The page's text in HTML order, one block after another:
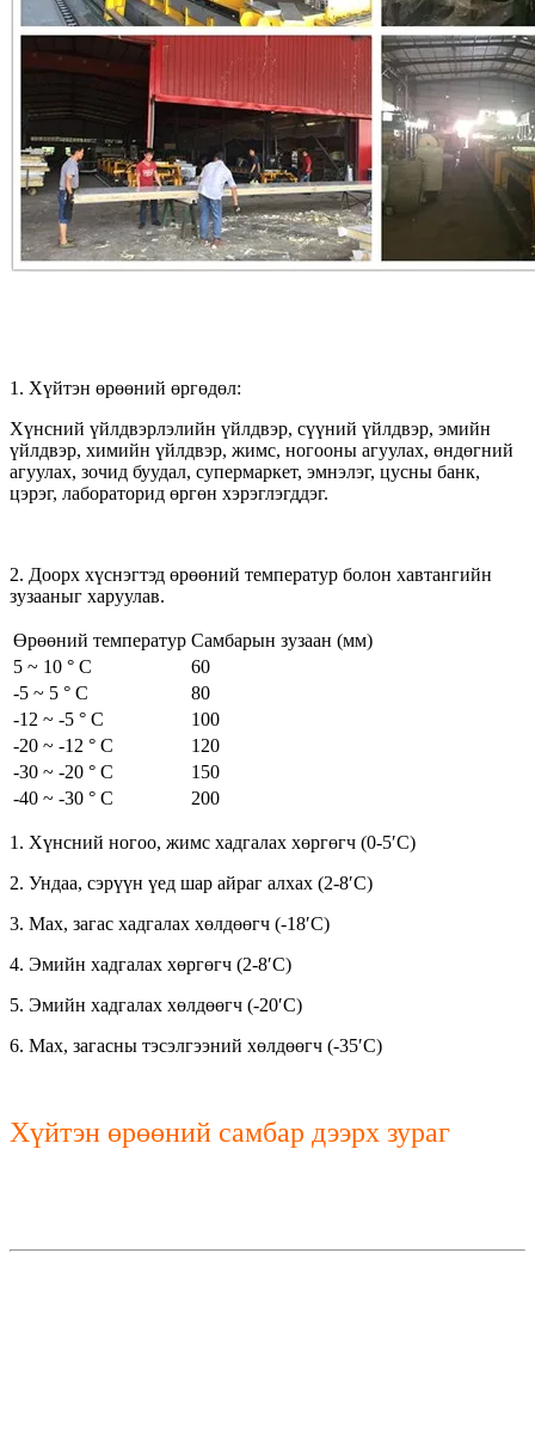
1. Хүйтэн өрөөний өргөдөл:
Хүнсний үйлдвэрлэлийн үйлдвэр, сүүний үйлдвэр, эмийн
үйлдвэр, химийн үйлдвэр, жимс, ногооны агуулах, өндөгний
агуулах, зочид буудал, супермаркет, эмнэлэг, цусны банк,
цэрэг, лабораторид өргөн хэрэглэгддэг.
2. Доорх хүснэгтэд өрөөний температур болон хавтангийн
зузааныг харуулав.
Өрөөний температур Самбарын зузаан (мм)
5 ~ 10 ° C
60
-5 ~ 5 ° C
80
-12 ~ -5 ° C
100
-20 ~ -12 ° C
120
-30 ~ -20 ° C
150
-40 ~ -30 ° C
200
1. Хүнсний ногоо, жимс хадгалах хөргөгч (0-5′C)
2. Ундаа, сэрүүн үед шар айраг алхах (2-8′C)
3. Мах, загас хадгалах хөлдөөгч (-18′C)
4. Эмийн хадгалах хөргөгч (2-8′C)
5. Эмийн хадгалах хөлдөөгч (-20′C)
6. Мах, загасны тэсэлгээний хөлдөөгч (-35′C)
Хүйтэн өрөөний самбар дээрх зураг